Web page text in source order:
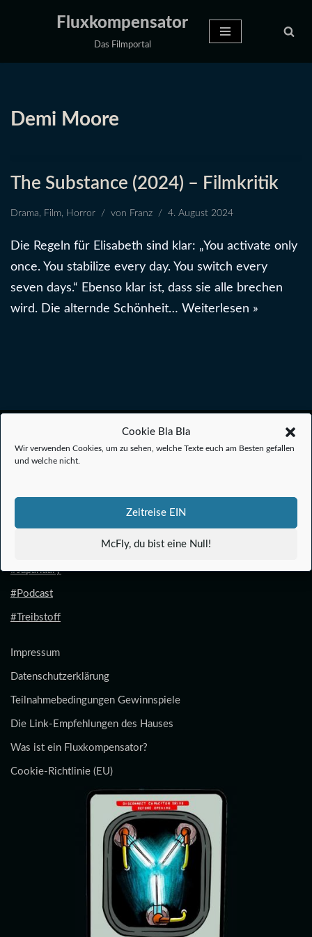
Cookie Bla Bla
Wir verwenden Cookies, um zu sehen, welche Texte euch am Besten gefallen
und welche nicht.
Zeitreise EIN
McFly, du bist eine Null!
Fluxkompensator
Das Filmportal
Demi Moore
The Substance (2024) – Filmkritik
Drama, Film, Horror von Franz 4. August 2024
Die Regeln für Elisabeth sind klar: „You activate only
once. You stabilize every day. You switch every
seven days.“ Ebenso klar ist, dass sie alle brechen
wird. Die alternde Schönheit… Weiterlesen »
#1.21 Gigawatt
#Filmanalysen
#Japanuary
#Podcast
#Treibstoff
Impressum
Datenschutzerklärung
Teilnahmebedingungen Gewinnspiele
Die Link-Empfehlungen des Hauses
Was ist ein Fluxkompensator?
Cookie-Richtlinie (EU)